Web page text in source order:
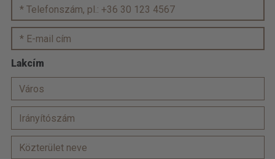
Lakcím